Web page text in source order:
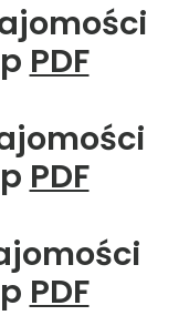
PDF
PDF
PDF